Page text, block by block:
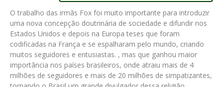
O trabalho das irmãs Fox foi muito importante para introduzir
uma nova concepção doutrinária de sociedade e difundir nos
Estados Unidos e depois na Europa teses que foram
codificadas na França e se espalharam pelo mundo, criando
muitos seguidores e entusiastas. , mas que ganhou maior
importância nos países brasileiros, onde atraiu mais de 4
milhões de seguidores e mais de 20 milhões de simpatizantes,